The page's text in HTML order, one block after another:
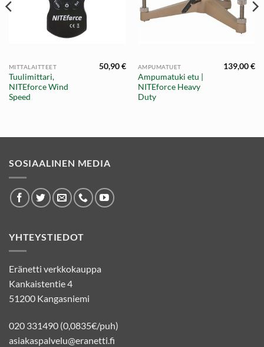
MITTALAITTEET
Tuulimittari,
NITEforce Wind
Speed
50,90€ AMPUMATUET
Ampumatuki etu |
NITEforce Heavy
Duty
139,00€
SOSIAALINEN MEDIA
YHTEYSTIEDOT
Eränetti verkkokauppa
Kankaistentie 4
51200 Kangasniemi
020 331490 (0,0835€/puh)
asiakaspalvelu@eranetti.fi